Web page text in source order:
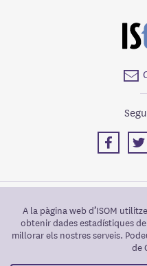
9001:2015 per a la
Més informació
A la pàgina web d’ISOM
obtenir dades estadístiques
millorar els nostres serveis.
de